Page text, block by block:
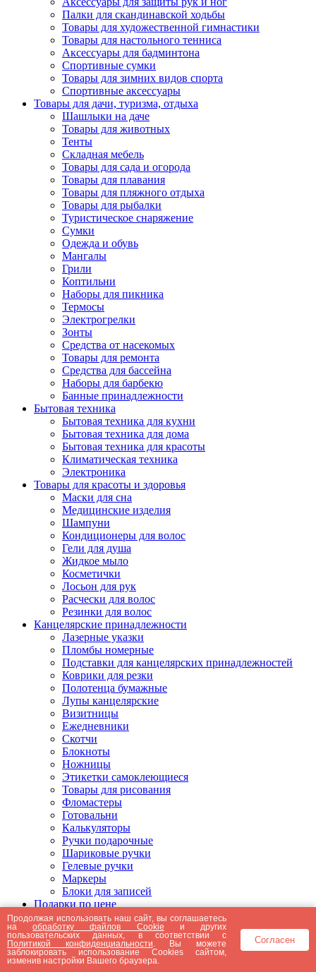
Палки для скандинавской ходьбы
Товары для художественной гимнастики
Товары для настольного тенниса
Аксессуары для бадминтона
Спортивные сумки
Товары для зимних видов спорта
Спортивные аксессуары
Товары для дачи, туризма, отдыха
Шашлыки на даче
Товары для животных
Тенты
Складная мебель
Товары для сада и огорода
Товары для плавания
Товары для пляжного отдыха
Товары для рыбалки
Туристическое снаряжение
Сумки
Одежда и обувь
Мангалы
Грили
Коптильни
Наборы для пикника
Термосы
Электрогрелки
Зонты
Средства от насекомых
Товары для ремонта
Средства для бассейна
Наборы для барбекю
Банные принадлежности
Бытовая техника
Бытовая техника для кухни
Бытовая техника для дома
Бытовая техника для красоты
Климатическая техника
Электроника
Товары для красоты и здоровья
Маски для сна
Медицинские изделия
Шампуни
Кондиционеры для волос
Гели для душа
Жидкое мыло
Косметички
Лосьон для рук
Расчески для волос
Резинки для волос
Канцелярские принадлежности
Лазерные указки
Пломбы номерные
Подставки для канцелярских принадлежностей
Коврики для резки
Полотенца бумажные
Лупы канцелярские
Визитницы
Ежедневники
Скотчи
Блокноты
Ножницы
Этикетки самоклеющиеся
Товары для рисования
Фломастеры
Готовальни
Калькуляторы
Ручки подарочные
Шариковые ручки
Гелевые ручки
Маркеры
Блоки для записей
Подарки по цене
Подарки от 5000 рублей
Подарки до 5000 рублей
Подарки до 3000 рублей
Подарки до 2000 рублей
Подарки до 1000 рублей
Продолжая использовать наш сайт, вы соглашаетесь
наобработку файлов Cookie и других
пользовательских данных, в соответствии с
Политикой конфиденциальности . Вы можете
заблокировать использование Cookies сайтом,
изменив настройки Вашего браузера.
Согласен